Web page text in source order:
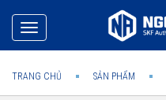
Toggle
navigation
TRANG CHỦ SẢN PHẨM